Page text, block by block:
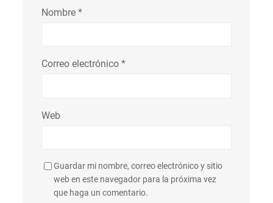
Nombre *
Correo electrónico *
Web
Guardar mi nombre, correo electrónico y sitio
web en este navegador para la próxima vez
que haga un comentario.